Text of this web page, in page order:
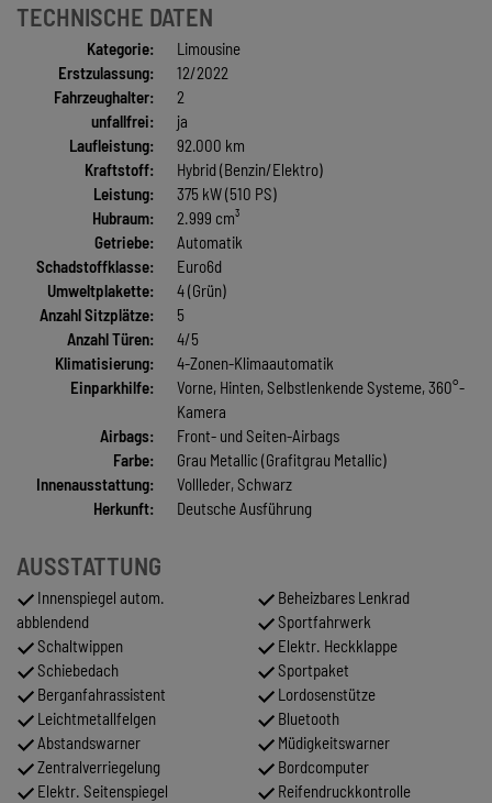
TECHNISCHE DATEN
Kategorie:
Limousine
Erstzulassung:
12/2022
Fahrzeughalter:
2
unfallfrei:
ja
Laufleistung:
92.000 km
Kraftstoff:
Hybrid (Benzin/Elektro)
Leistung:
375 kW (510 PS)
Hubraum:
2.999 cm³
Getriebe:
Automatik
Schadstoffklasse:
Euro6d
Umweltplakette:
4 (Grün)
Anzahl Sitzplätze:
5
Anzahl Türen:
4/5
Klimatisierung:
4-Zonen-Klimaautomatik
Einparkhilfe:
Vorne, Hinten, Selbstlenkende Systeme, 360°-
Kamera
Airbags:
Front- und Seiten-Airbags
Farbe:
Grau Metallic (Grafitgrau Metallic)
Innenausstattung:
Vollleder, Schwarz
Herkunft:
Deutsche Ausführung
AUSSTATTUNG
Innenspiegel autom.
abblendend
Schaltwippen
Schiebedach
Berganfahrassistent
Leichtmetallfelgen
Abstandswarner
Zentralverriegelung
Elektr. Seitenspiegel
Beheizbares Lenkrad
Sportfahrwerk
Elektr. Heckklappe
Sportpaket
Lordosenstütze
Bluetooth
Müdigkeitswarner
Bordcomputer
Reifendruckkontrolle